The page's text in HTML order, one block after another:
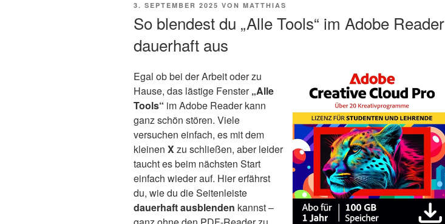
VERÖFFENTLICHT
3. SEPTEMBER 2025 VON MATTHIAS
So blendest du „Alle Tools“ im Adobe Reader
dauerhaft aus
Egal ob bei der Arbeit oder zu
Hause, das lästige Fenster„Alle
Tools“ im Adobe Reader kann
ganz schön stören. Viele
versuchen einfach, es mit dem
kleinen Xzu schließen, aber leider
taucht es beim nächsten Start
einfach wieder auf. Hier erfährst
du, wie du die Seitenleiste
dauerhaft ausblenden kannst –